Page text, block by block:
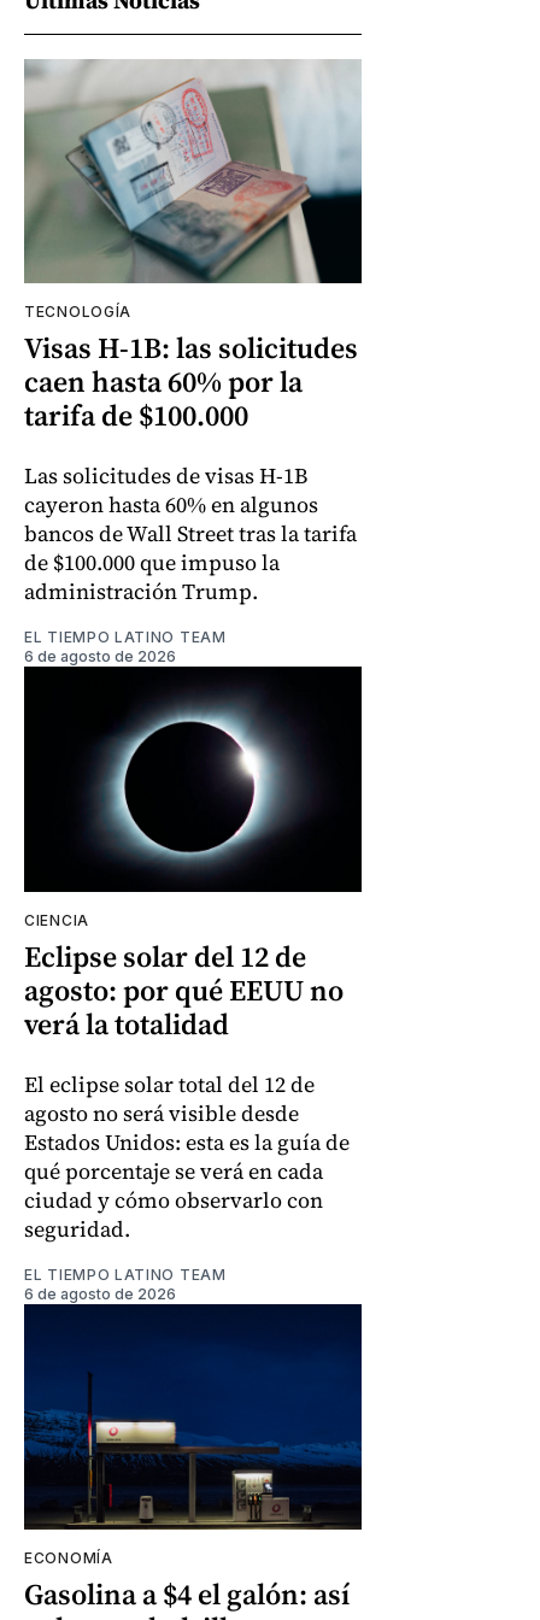
TECNOLOGÍA
Visas H-1B: las solicitudes
caen hasta 60% por la
tarifa de $100.000
Las solicitudes de visas H-1B
cayeron hasta 60% en algunos
bancos de Wall Street tras la tarifa
de $100.000 que impuso la
administración Trump.
EL TIEMPO LATINO TEAM
6 de agosto de 2026
CIENCIA
Eclipse solar del 12 de
agosto: por qué EEUU no
verá la totalidad
El eclipse solar total del 12 de
agosto no será visible desde
Estados Unidos: esta es la guía de
qué porcentaje se verá en cada
ciudad y cómo observarlo con
seguridad.
EL TIEMPO LATINO TEAM
6 de agosto de 2026
ECONOMÍA
Gasolina a $4 el galón: así